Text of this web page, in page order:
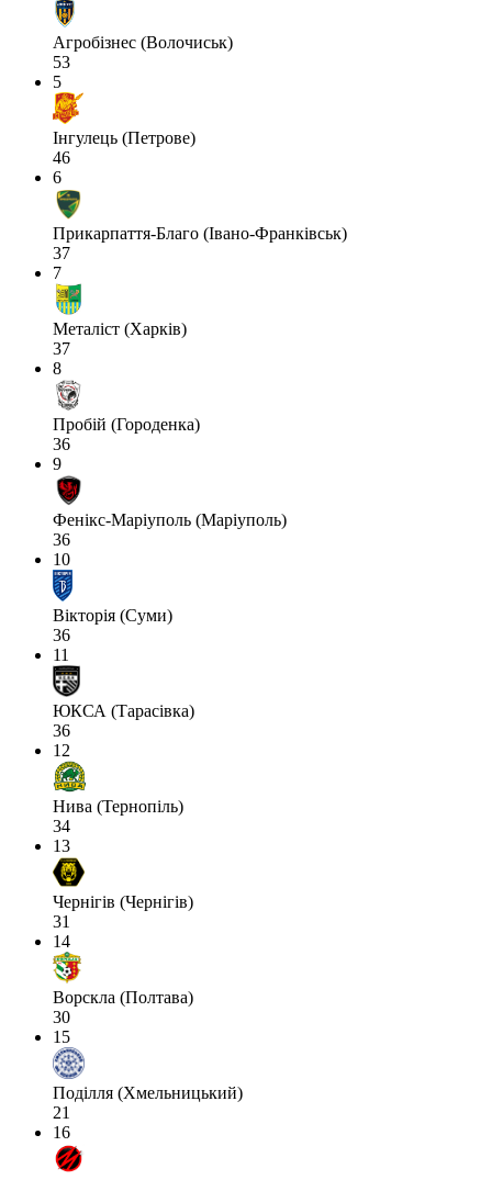
Агробізнес (Волочиськ)
53
5
Інгулець (Петрове)
46
6
Прикарпаття-Благо (Івано-Франківськ)
37
7
Металіст (Харків)
37
8
Пробій (Городенка)
36
9
Фенікс-Маріуполь (Маріуполь)
36
10
Вікторія (Суми)
36
11
ЮКСА (Тарасівка)
36
12
Нива (Тернопіль)
34
13
Чернігів (Чернігів)
31
14
Ворскла (Полтава)
30
15
Поділля (Хмельницький)
21
16